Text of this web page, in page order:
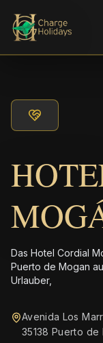
Das Hotel Cordial
Puerto de Mogan
Urlauber,
Avenida Los
35138 Puerto de